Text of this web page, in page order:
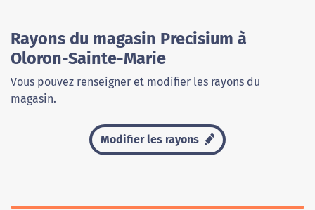
Rayons du magasin Precisium à
Oloron-Sainte-Marie
Vous pouvez renseigner et modifier les rayons du
magasin.
Modifier les rayons